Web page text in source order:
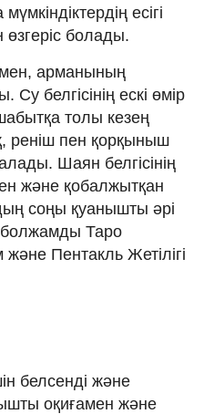
есігі
болады.
арманының
белгісінің ескі өмір
толы кезең
реніш пен қорқыныш
Шаян белгісінің
және қобалжытқан
соңы қуанышты әрі
Таро
Пентакль Жетілігі
белсенді және
оқиғамен және